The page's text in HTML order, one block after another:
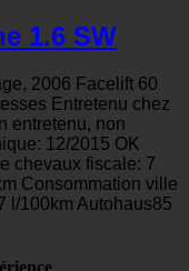
1.6 SW
2006 Facelift 60
Entretenu chez
entretenu, non
12/2015 OK
chevaux fiscale: 7
Consommation ville
l/100km Autohaus85